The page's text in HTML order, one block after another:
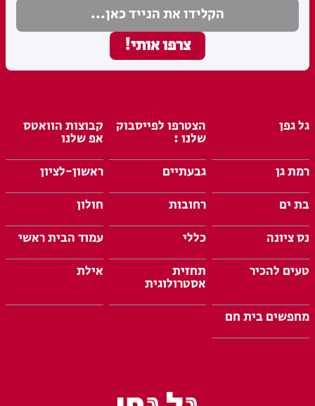
גל גפן הצטרפו לפייסבוק
שלנו :
קבוצות הוואטס
אפ שלנו
רמת גן
גבעתיים
ראשון-לציון
בת ים
רחובות
חולון
נס ציונה
כללי
עמוד הבית ראשי
טעים להכיר
תחזית
אסטרולוגית
אילת
מחפשים בית חם